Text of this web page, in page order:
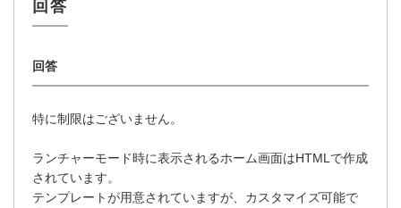
特に制限はございません。
ランチャーモード時に表示されるホーム画面はHTMLで作成
されています。
テンプレートが用意されていますが、カスタマイズ可能で